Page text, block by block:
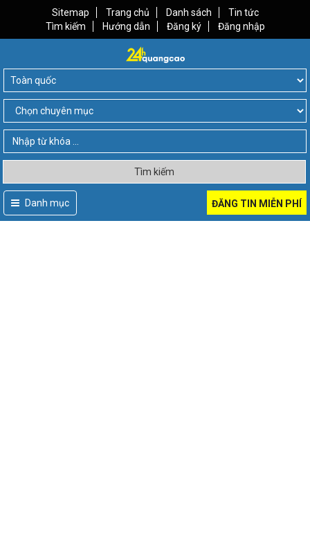
Sitemap Trang chủ Danh sách
Tin tức
Tìm kiếm
Hướng dẫn Đăng ký Đăng nhập
Tìm kiếm
Danh mục ĐĂNG TIN MIỄN PHÍ